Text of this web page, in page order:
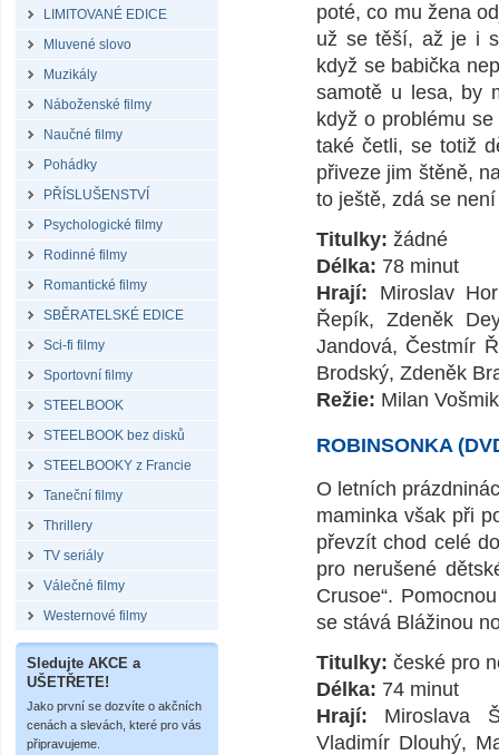
LIMITOVANÉ EDICE
Mluvené slovo
Muzikály
Náboženské filmy
Naučné filmy
Pohádky
PŘÍSLUŠENSTVÍ
Psychologické filmy
Rodinné filmy
Romantické filmy
SBĚRATELSKÉ EDICE
Sci-fi filmy
Sportovní filmy
STEELBOOK
STEELBOOK bez disků
STEELBOOKY z Francie
Taneční filmy
Thrillery
TV seriály
Válečné filmy
Westernové filmy
Sledujte AKCE a
UŠETŘETE!
Jako první se dozvíte o akčních
cenách a slevách, které pro vás
připravujeme.
poté, co mu žena
už se těší, až je i s
když se babička
samotě u lesa, by
když o problému
také četli, se totiž
přiveze jim štěně,
to ještě, zdá se
Titulky: žádné
Délka: 78 minut
Hrají: Miroslav
Řepík, Zdeněk
Jandová, Čestmír
Brodský, Zdeněk
Režie: Milan Vošmik
ROBINSONKA
O letních
maminka však při
převzít chod celé
pro nerušené
Crusoe“.
se stává Blážinou
Titulky: české pro
Délka: 74 minut
Hrají: Miroslava
Vladimír Dlouhý,